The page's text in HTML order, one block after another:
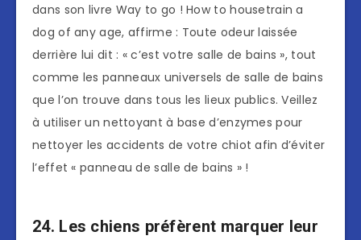
dans son livre Way to go ! How to housetrain a
dog of any age, affirme : Toute odeur laissée
derrière lui dit : « c’est votre salle de bains », tout
comme les panneaux universels de salle de bains
que l’on trouve dans tous les lieux publics. Veillez
à utiliser un nettoyant à base d’enzymes pour
nettoyer les accidents de votre chiot afin d’éviter
l’effet « panneau de salle de bains » !
24. Les chiens préfèrent marquer leur